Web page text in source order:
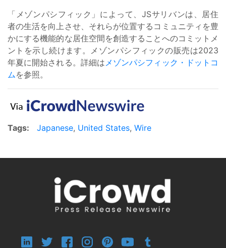
「メゾンパシフィック」によって、JSサリバンは、居住
者の生活を向上させ、それらが位置するコミュニティを豊
かにする機能的な居住空間を創造することへのコミットメ
ントを示し続けます。メゾンパシフィックの販売は2023
年夏に開始される。詳細はメゾンパシフィック・ドットコ
ムを参照。
Tags: Japanese, United States, Wire